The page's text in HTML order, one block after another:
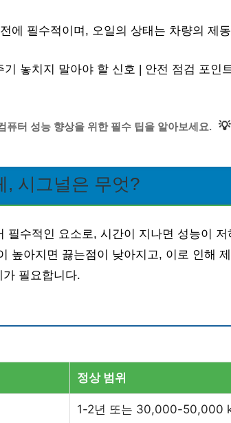
에 필수적이며, 오일의 상태는 차량의 제
놓치지 말아야 할 신호 | 안전 점검 포인
퓨터 성능 향상을 위한 필수 팁을 알아보세요. 💡
, 시그널은 무엇?
필수적인 요소로, 시간이 지나면 성능이
높아지면 끓는점이 낮아지고, 이로 인해
필요합니다.
정상 범위
1-2년 또는 30,000-50,000